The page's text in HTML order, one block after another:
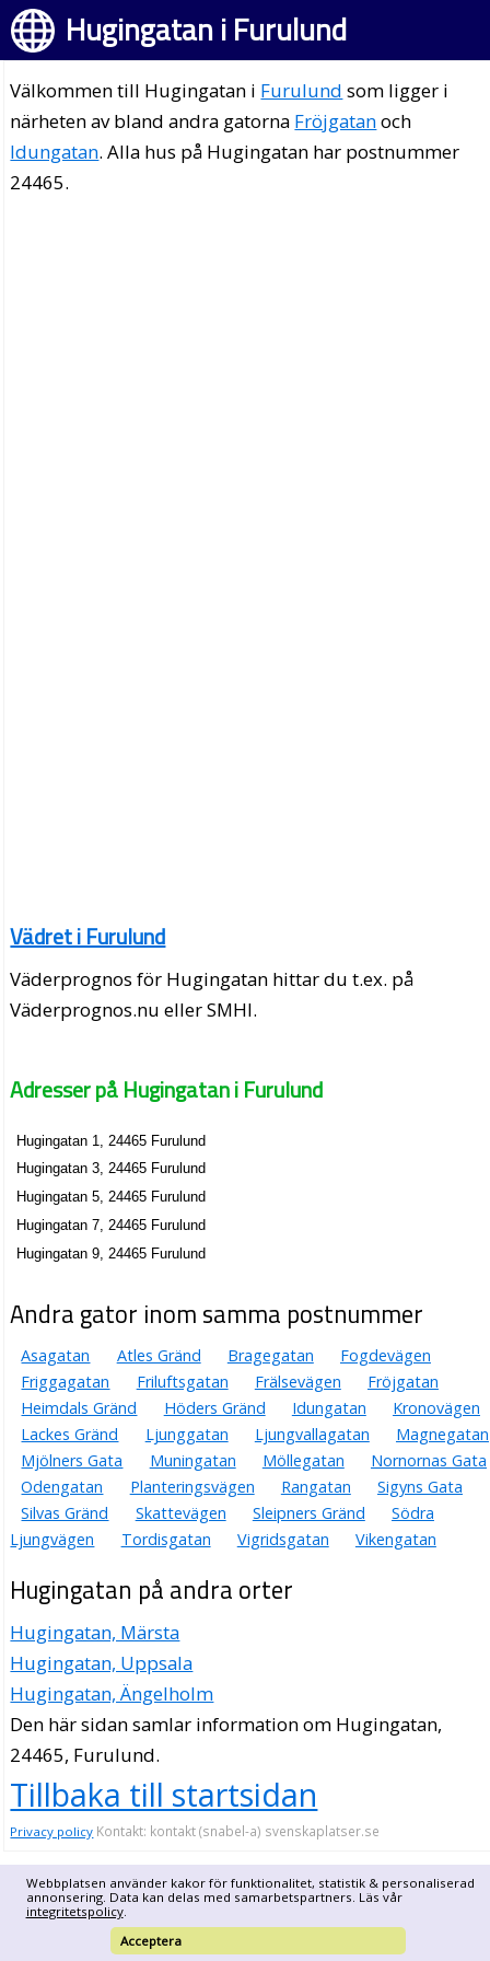
Webbplatsen använder kakor för funktionalitet, statistik & personaliserad
annonsering. Data kan delas med samarbetspartners. Läs vår
integritetspolicy.
Acceptera
Hugingatan i Furulund
Välkommen till Hugingatan i Furulund som ligger i
närheten av bland andra gatorna Fröjgatanoch
Idungatan. Alla hus på Hugingatan har postnummer
24465.
Vädret i Furulund
Väderprognos för Hugingatan hittar du t.ex. på
Väderprognos.nu eller SMHI.
Adresser på Hugingatan i Furulund
Hugingatan 1, 24465 Furulund
Hugingatan 3, 24465 Furulund
Hugingatan 5, 24465 Furulund
Hugingatan 7, 24465 Furulund
Hugingatan 9, 24465 Furulund
Andra gator inom samma postnummer
Asagatan Atles Gränd Bragegatan
Fogdevägen
Friggagatan
Friluftsgatan Frälsevägen
Fröjgatan
Heimdals Gränd
Höders Gränd Idungatan
Kronovägen
Lackes Gränd
Ljunggatan Ljungvallagatan
Magnegatan
Mjölners Gata
Muningatan Möllegatan
Nornornas Gata
Odengatan
Planteringsvägen Rangatan
Sigyns Gata
Silvas Gränd
Skattevägen Sleipners Gränd
Södra
Ljungvägen
Tordisgatan Vigridsgatan Vikengatan
Hugingatan på andra orter
Hugingatan, Märsta
Hugingatan, Uppsala
Hugingatan, Ängelholm
Den här sidan samlar information om Hugingatan,
24465, Furulund.
Tillbaka till startsidan
Privacy policy Kontakt: kontakt (snabel-a) svenskaplatser.se